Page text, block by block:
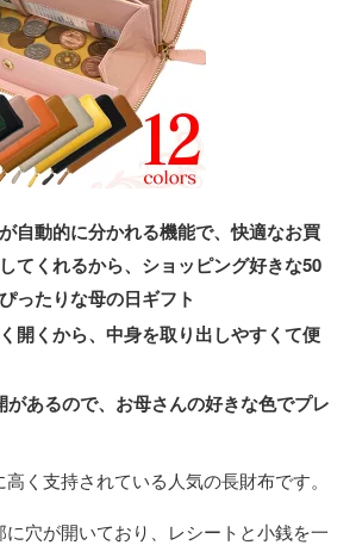
自動的に分かれる機能で、快適なお買
てくれるから、ショッピング好きな50
ったりな母の日ギフト
開くから、中身を取り出しやすくて便
があるので、お母さんの好きな色でプレ
く支持されている人気の長財布です。
に穴が開いており、レシートと小銭を一